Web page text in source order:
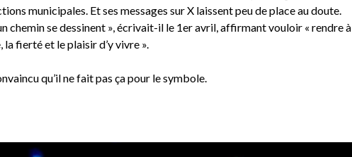
municipales. Et ses messages sur X laissent peu de place au doute.
chemin se dessinent », écrivait-il le 1er avril, affirmant vouloir « rendre à
la fierté et le plaisir d’y vivre ».
qu’il ne fait pas ça pour le symbole.